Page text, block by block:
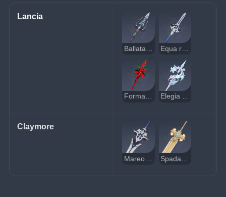
Lancia
Forma della Luna cremisi Elegia di Lumidouce
Claymore